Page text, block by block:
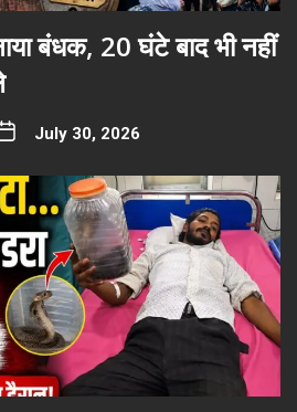
बंधक, 20 घंटे बाद भी नहीं
July 30, 2026